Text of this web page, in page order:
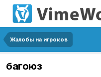
Жалобы на игроков
багоюз